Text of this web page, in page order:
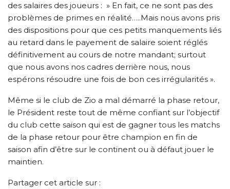
des salaires des joueurs : » En fait, ce ne sont pas des
problèmes de primes en réalité…..Mais nous avons pris
des dispositions pour que ces petits manquements liés
au retard dans le payement de salaire soient réglés
définitivement au cours de notre mandant; surtout
que nous avons nos cadres derrière nous, nous
espérons résoudre une fois de bon ces irrégularités ».
Même si le club de Zio a mal démarré la phase retour,
le Président reste tout de même confiant sur l’objectif
du club cette saison qui est de gagner tous les matchs
de la phase retour pour être champion en fin de
saison afin d’être sur le continent ou à défaut jouer le
maintien.
Partager cet article sur :